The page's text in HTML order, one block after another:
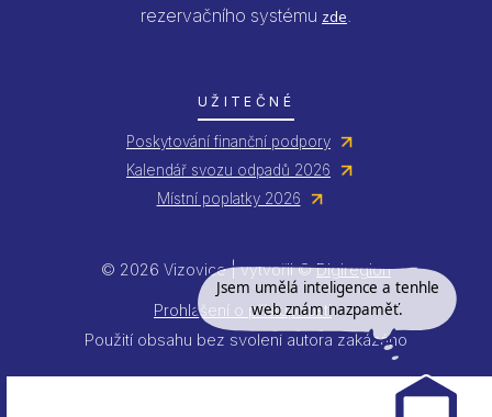
rezervačního systému zde.
UŽITEČNÉ
Poskytování finanční podpory
Kalendář svozu odpadů 2026
Místní poplatky 2026
© 2026 Vizovice | vytvořil ©Digiregion
Prohlášení o přístupnosti
Použití obsahu bez svolení autora zakázáno
Jsem umělá inteligence a tenhle
web znám nazpaměť.